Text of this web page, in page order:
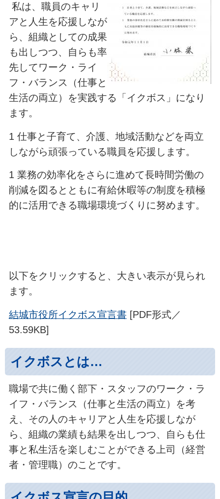
私は、職員のキャリ
アと人生を応援しなが
ら、組織としての成果
も出しつつ、自らも率
先してワーク・ライ
フ・バランス（仕事と
生活の両立）を実践する「イクボス」になり
ます。
1 仕事と子育て、介護、地域活動などを両立
しながら頑張っている職員を応援します。
1 業務の効率化をさらに進めて長時間労働の
削減を図るとともに有給休暇等の制度を積極
的に活用できる職場環境づくりに努めます。
以下をクリックすると、大きい表示が見られ
ます。
結城市役所イクボス宣言書[PDF形式／
53.59KB]
イクボスとは…
職場で共に働く部下・スタッフのワーク・ラ
イフ・バランス（仕事と生活の両立）を考
え、その人のキャリアと人生を応援しなが
ら、組織の業績も結果を出しつつ、自らも仕
事と私生活を楽しむことができる上司（経営
者・管理職）のことです。